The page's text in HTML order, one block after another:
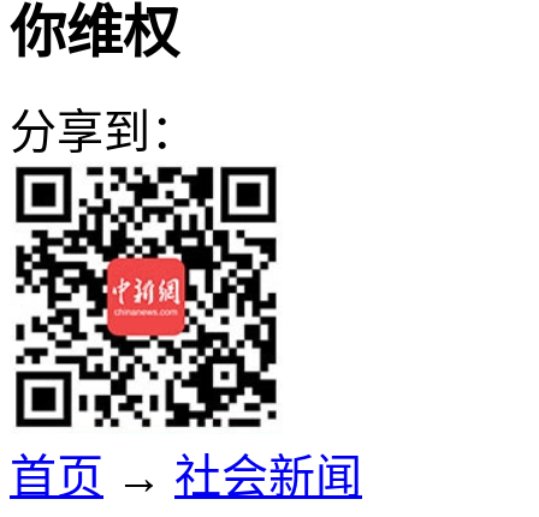
你维权
分享到：
首页 → 社会新闻